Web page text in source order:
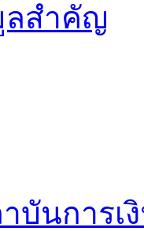
ลสำคัญ
บันการเ